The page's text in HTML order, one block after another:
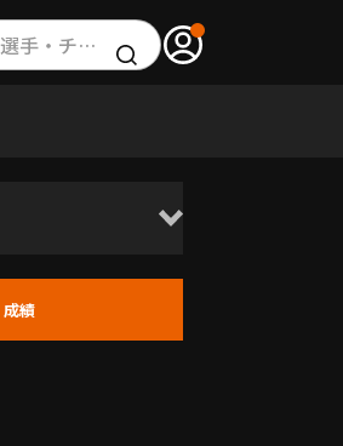
動画を検索（選手・チーム・プレー内容…）
成績